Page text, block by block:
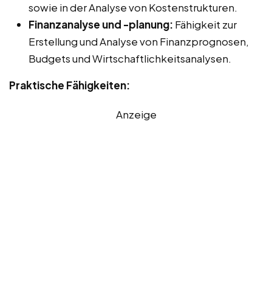
sowie in der Analyse von Kostenstrukturen.
Finanzanalyse und -planung: Fähigkeit zur
Erstellung und Analyse von Finanzprognosen,
Budgets und Wirtschaftlichkeitsanalysen.
Praktische Fähigkeiten:
Anzeige